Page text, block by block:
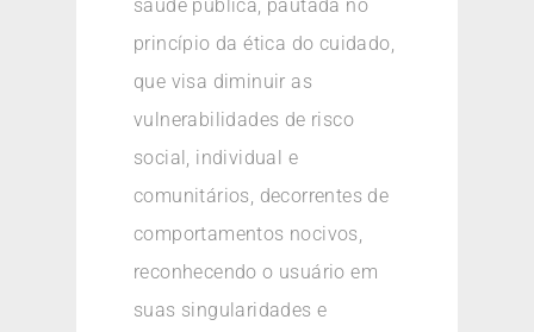
saúde pública, pautada no
princípio da ética do cuidado,
que visa diminuir as
vulnerabilidades de risco
social, individual e
comunitários, decorrentes de
comportamentos nocivos,
reconhecendo o usuário em
suas singularidades e